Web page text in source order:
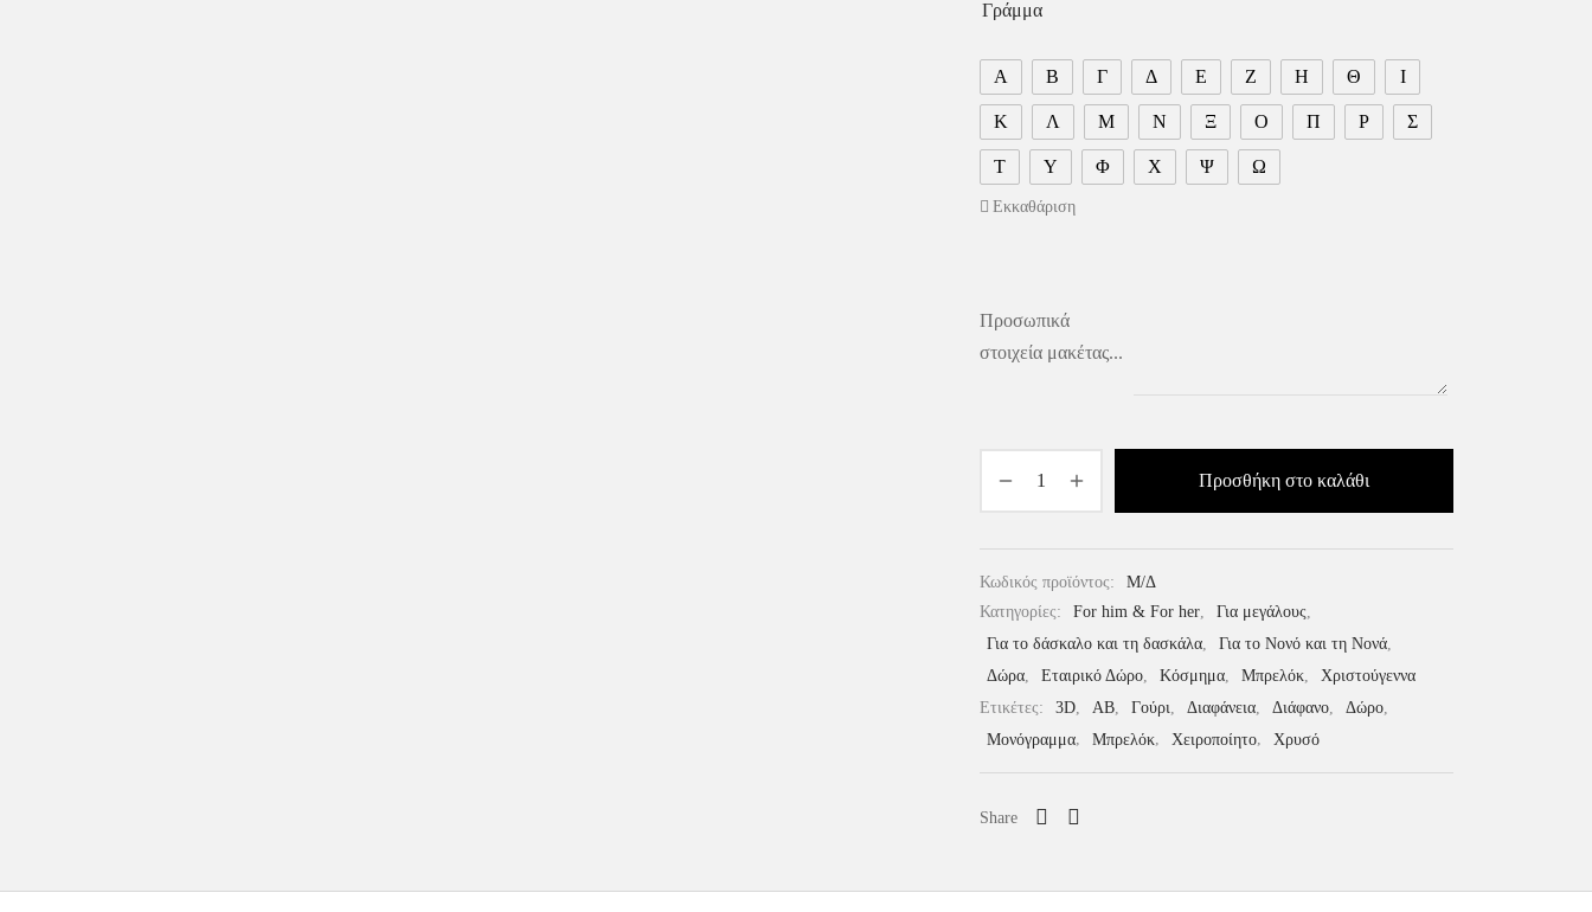
Γράμμα
Α Β Γ Δ Ε Ζ Η Θ Ι
Κ Λ Μ Ν Ξ Ο Π Ρ Σ
Τ Υ Φ Χ Ψ Ω
Εκκαθάριση
Προσωπικά
στοιχεία μακέτας...
Προσθήκη στο καλάθι
Κωδικός προϊόντος:
Μ/Δ
Κατηγορίες:
For him & For her, Για μεγάλους,
Για το δάσκαλο και τη δασκάλα
Για το Νονό και τη Νονά
Δώρα
Εταιρικό Δώρο Κόσμημα Μπρελόκ
Χριστούγεννα
Ετικέτες:
3D AB Γούρι Διαφάνεια Διάφανο Δώρο
Μονόγραμμα, Μπρελόκ, Χειροποίητο, Χρυσό
Share